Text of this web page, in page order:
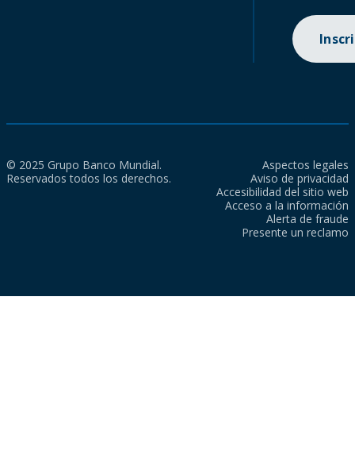
© 2025 Grupo Banco Mundial.
Reservados todos los derechos.
Aspectos legales
Aviso de privacidad
Accesibilidad del sitio web
Acceso a la información
Alerta de fraude
Presente un reclamo